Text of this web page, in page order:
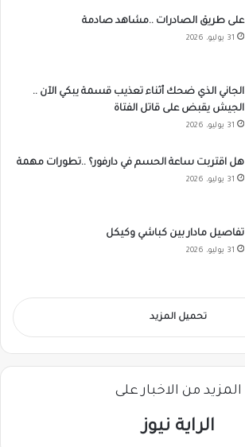
على طريق الصادرات ..مشاهد صادمة
31 يوليو، 2026
الجاني الذي ضحك أثناء تعذيب قسمة يبكي الآن ..
الجيش يقبض على قاتل الفتاة
31 يوليو، 2026
هل اقتربت ساعة الحسم في دارفور؟ ..تطورات مهمة
31 يوليو، 2026
تفاصيل مادار بين كباشي وكيكل
31 يوليو، 2026
تحميل المزيد
المزيد من الاخبار على
الراية نيوز